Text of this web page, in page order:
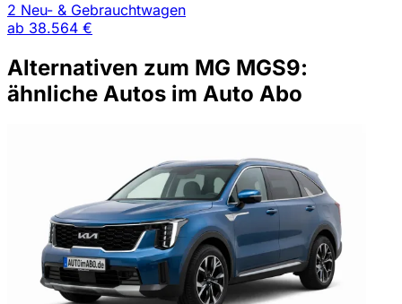
2 Neu- & Gebrauchtwagen
ab 38.564 €
Alternativen zum MG MGS9:
ähnliche Autos im Auto Abo